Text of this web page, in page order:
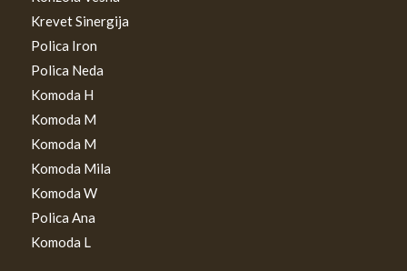
Krevet Sinergija
Polica Iron
Polica Neda
Komoda H
Komoda M
Komoda M
Komoda Mila
Komoda W
Polica Ana
Komoda L